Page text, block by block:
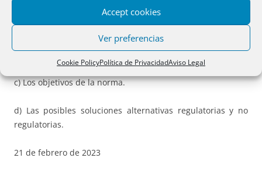
Accept cookies
Ver preferencias
Cookie PolicyPolítica de PrivacidadAviso Legal
a) Los problemas que se pretenden solucionar con la
iniciativa.
b) La necesidad y oportunidad de su aprobación.
c) Los objetivos de la norma.
d) Las posibles soluciones alternativas regulatorias y no
regulatorias.
21 de febrero de 2023